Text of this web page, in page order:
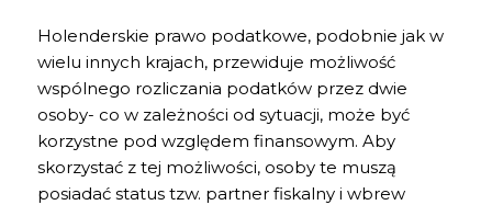
Holenderskie prawo podatkowe, podobnie jak w
wielu innych krajach, przewiduje możliwość
wspólnego rozliczania podatków przez dwie
osoby- co w zależności od sytuacji, może być
korzystne pod względem finansowym. Aby
skorzystać z tej możliwości, osoby te muszą
posiadać status tzw. partner fiskalny i wbrew